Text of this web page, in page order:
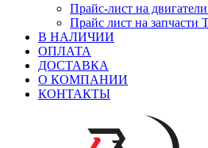
Прайс-лист на
Прайс лист на запчасти
В НАЛИЧИИ
ОПЛАТА
ДОСТАВКА
О КОМПАНИИ
КОНТАКТЫ